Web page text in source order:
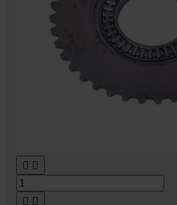
 
 